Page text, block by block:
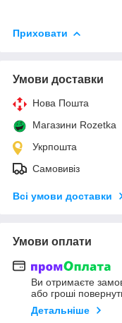
Приховати
Умови доставки
Нова Пошта
Магазини Rozetka
Укрпошта
Самовивіз
Всі умови доставки
Умови оплати
Ви отримаєте
або гроші
Детальніше